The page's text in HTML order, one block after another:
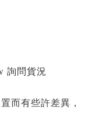
詢問貨況
而有些許差異，